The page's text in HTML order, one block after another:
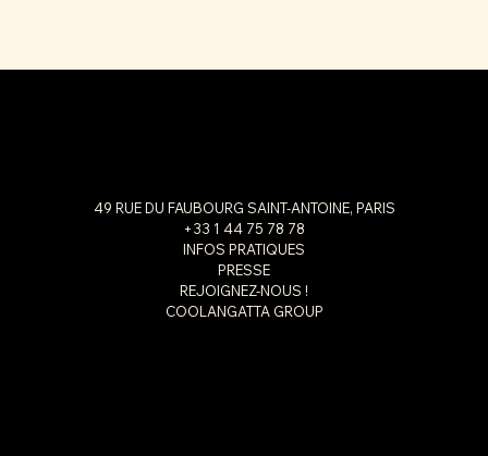
49 RUE DU FAUBOURG SAINT-ANTOINE, PARIS
+33 1 44 75 78 78
INFOS PRATIQUES
PRESSE
REJOIGNEZ-NOUS !
COOLANGATTA GROUP